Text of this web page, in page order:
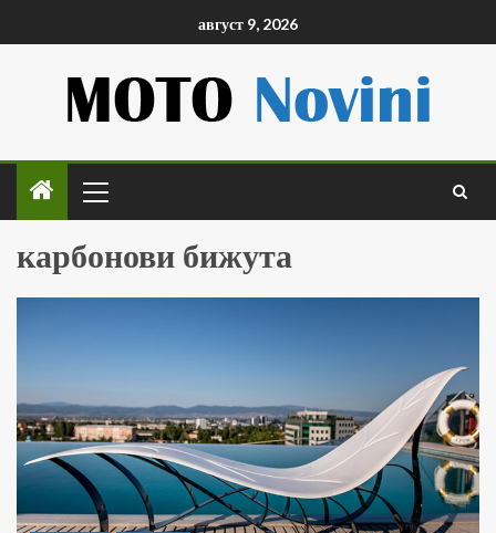
август 9, 2026
карбонови бижута